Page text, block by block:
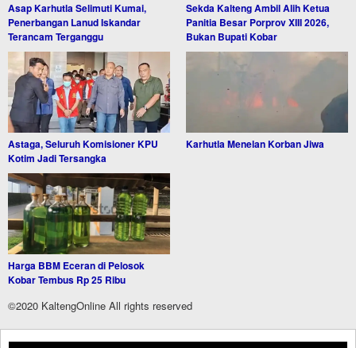
Asap Karhutla Selimuti Kumai,
Penerbangan Lanud Iskandar
Terancam Terganggu
Sekda Kalteng Ambil Alih Ketua
Panitia Besar Porprov XIII 2026,
Bukan Bupati Kobar
Astaga, Seluruh Komisioner KPU
Kotim Jadi Tersangka
Karhutla Menelan Korban Jiwa
Harga BBM Eceran di Pelosok
Kobar Tembus Rp 25 Ribu
©2020 KaltengOnline All rights reserved